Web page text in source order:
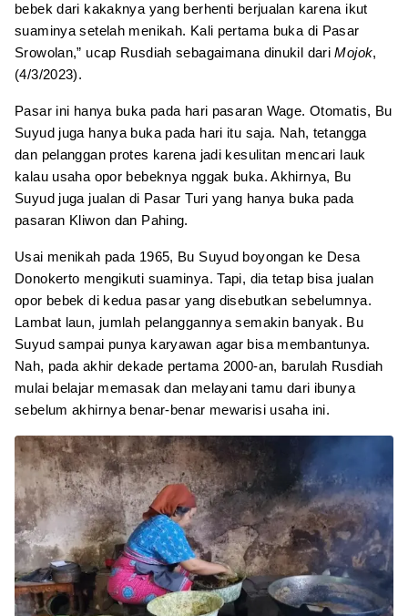
bebek dari kakaknya yang berhenti berjualan karena ikut
suaminya setelah menikah. Kali pertama buka di Pasar
Srowolan,” ucap Rusdiah sebagaimana dinukil dariMojok,
(4/3/2023).
Pasar ini hanya buka pada hari pasaran Wage. Otomatis, Bu
Suyud juga hanya buka pada hari itu saja. Nah, tetangga
dan pelanggan protes karena jadi kesulitan mencari lauk
kalau usaha opor bebeknya nggak buka. Akhirnya, Bu
Suyud juga jualan di Pasar Turi yang hanya buka pada
pasaran Kliwon dan Pahing.
Usai menikah pada 1965, Bu Suyud boyongan ke Desa
Donokerto mengikuti suaminya. Tapi, dia tetap bisa jualan
opor bebek di kedua pasar yang disebutkan sebelumnya.
Lambat laun, jumlah pelanggannya semakin banyak. Bu
Suyud sampai punya karyawan agar bisa membantunya.
Nah, pada akhir dekade pertama 2000-an, barulah Rusdiah
mulai belajar memasak dan melayani tamu dari ibunya
sebelum akhirnya benar-benar mewarisi usaha ini.